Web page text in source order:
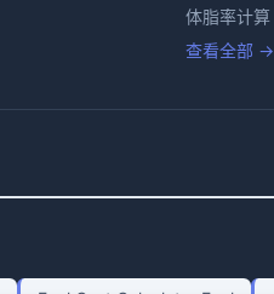
体脂率计算
查看全部 →